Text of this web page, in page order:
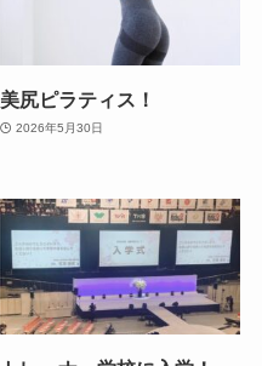
美尻ピラティス！
2026年5月30日